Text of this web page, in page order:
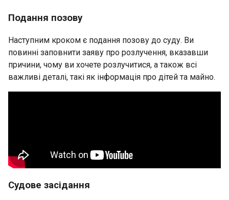
Подання позову
Наступним кроком є подання позову до суду. Ви
повинні заповнити заяву про розлучення, вказавши
причини, чому ви хочете розлучитися, а також всі
важливі деталі, такі як інформація про дітей та майно.
Судове засідання